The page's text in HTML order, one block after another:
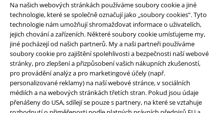
Na našich webových stránkách používáme soubory cookie a jiné
technologie, které se společně označují jako „soubory cookies“. Tyto
technologie nám umožňují shromažďovat informace o uživatelích,
jejich chování a zařízeních. Některé soubory cookie umísťujeme my,
jiné pocházejí od našich partnerů. My a naši partneři používáme
soubory cookie pro zajištění spolehlivosti a bezpečnosti naší webové
stránky, pro zlepšení a přizpůsobení vašich nákupních zkušeností,
pro provádění analýz a pro marketingové účely (např.
personalizované reklamy) na naší webové stránce, v sociálních
médiích a na webových stránkách třetích stran. Pokud jsou údaje
přenášeny do USA, sdílejí se pouze s partnery, na které se vztahuje
Právní informace
Podmínky